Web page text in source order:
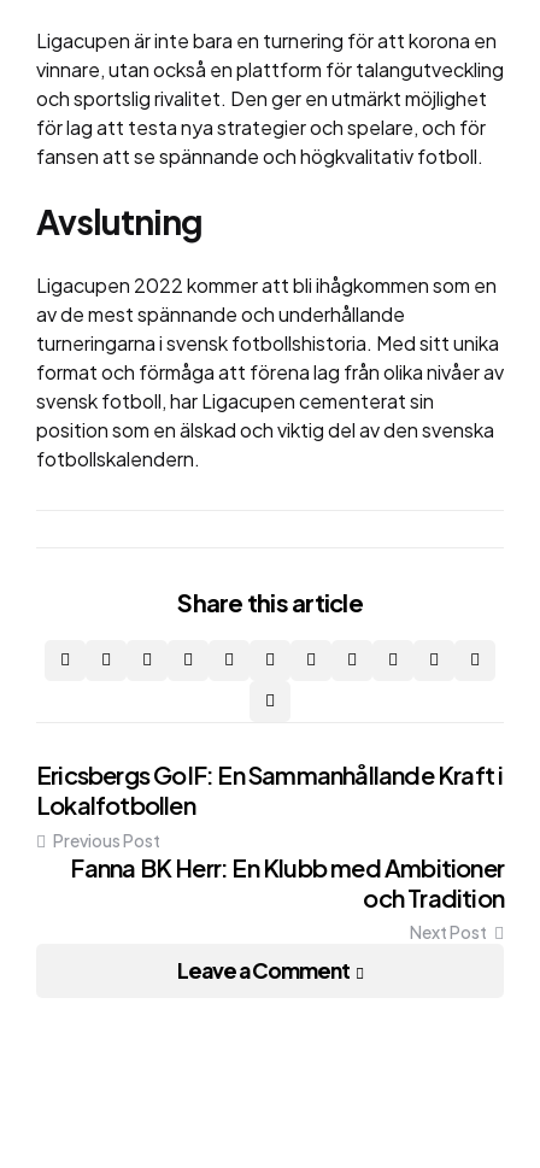
Ligacupen är inte bara en turnering för att korona en
vinnare, utan också en plattform för talangutveckling
och sportslig rivalitet. Den ger en utmärkt möjlighet
för lag att testa nya strategier och spelare, och för
fansen att se spännande och högkvalitativ fotboll.
Avslutning
Ligacupen 2022 kommer att bli ihågkommen som en
av de mest spännande och underhållande
turneringarna i svensk fotbollshistoria. Med sitt unika
format och förmåga att förena lag från olika nivåer av
svensk fotboll, har Ligacupen cementerat sin
position som en älskad och viktig del av den svenska
fotbollskalendern.
Share this article
Post
navigation
Ericsbergs GoIF: En Sammanhållande Kraft i
Lokalfotbollen
Previous Post
Fanna BK Herr: En Klubb med Ambitioner
och Tradition
Next Post
Leave a Comment